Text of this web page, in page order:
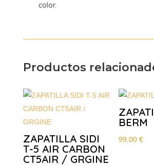
color.
Productos
ZAPATILLA SIDI
T-5 AIR CARBON
CT5AIR / GRGINE
BERM
99,00€